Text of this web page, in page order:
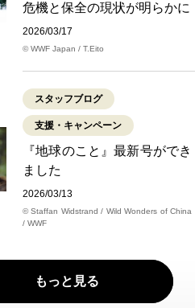
危機と保全の現状が明らかに
2026/03/17
© WWF Japan / T.Eito
スタッフブログ
支援・キャンペーン
『地球のこと』最新号ができ
ました
2026/03/13
© Staffan Widstrand / Wild Wonders of China
/ WWF
もっと見る